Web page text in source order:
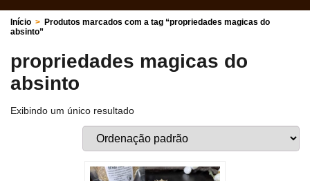
Início > Produtos marcados com a tag “propriedades magicas do
absinto”
propriedades magicas do
absinto
Exibindo um único resultado